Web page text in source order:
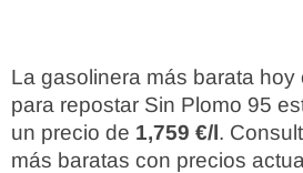
La gasolinera más barata hoy
para repostar Sin Plomo 95
un precio de 1,759 €/l.
más baratas con precios